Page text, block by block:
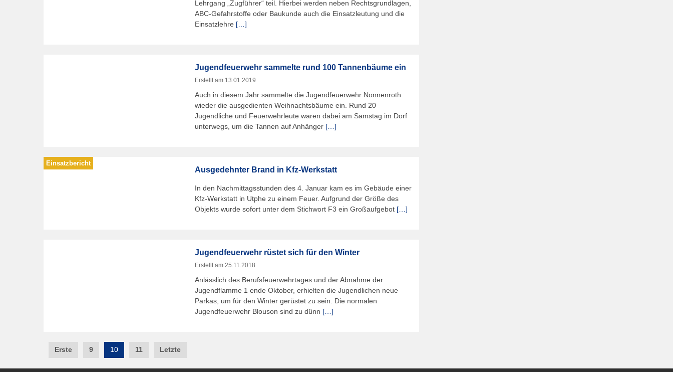
Lehrgang „Zugführer“ teil. Hierbei werden neben Rechtsgrundlagen,
ABC-Gefahrstoffe oder Baukunde auch die Einsatzleutung und die
Einsatzlehre […]
Jugendfeuerwehr sammelte rund 100 Tannenbäume ein
Erstellt am 13.01.2019
Auch in diesem Jahr sammelte die Jugendfeuerwehr Nonnenroth
wieder die ausgedienten Weihnachtsbäume ein. Rund 20
Jugendliche und Feuerwehrleute waren dabei am Samstag im Dorf
unterwegs, um die Tannen auf Anhänger […]
Ausgedehnter Brand in Kfz-Werkstatt
In den Nachmittagsstunden des 4. Januar kam es im Gebäude einer
Kfz-Werkstatt in Utphe zu einem Feuer. Aufgrund der Größe des
Objekts wurde sofort unter dem Stichwort F3 ein Großaufgebot […]
Jugendfeuerwehr rüstet sich für den Winter
Erstellt am 25.11.2018
Anlässlich des Berufsfeuerwehrtages und der Abnahme der
Jugendflamme 1 ende Oktober, erhielten die Jugendlichen neue
Parkas, um für den Winter gerüstet zu sein. Die normalen
Jugendfeuerwehr Blouson sind zu dünn […]
PostErste 9 10 11 Letzte